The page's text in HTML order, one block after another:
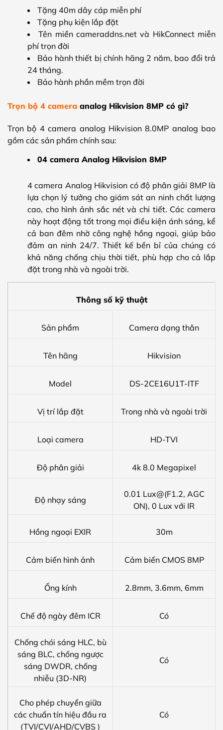
Tặng 40m dây cáp miễn phí
Tặng phụ kiện lắp đặt
Tên miền cameraddns.net và HikConnect miễn
phí trọn đời
Bảo hành thiết bị chính hãng 2 năm, bao đổi trả
24 tháng.
Bảo hành phần mềm trọn đời
Trọn bộ 4 camera analog Hikvision 8MP có gì?
Trọn bộ 4 camera analog Hikvision 8.0MP analog bao
gồm các sản phẩm chính sau:
04 camera Analog Hikvision 8MP
4 camera Analog Hikvision có độ phân giải 8MP là
lựa chọn lý tưởng cho giám sát an ninh chất lượng
cao, cho hình ảnh sắc nét và chi tiết. Các camera
này hoạt động tốt trong mọi điều kiện ánh sáng, kể
cả ban đêm nhờ công nghệ hồng ngoại, giúp bảo
đảm an ninh 24/7. Thiết kế bền bỉ của chúng có
khả năng chống chịu thời tiết, phù hợp cho cả lắp
đặt trong nhà và ngoài trời.
Thông số kỹ thuật
Sản phẩm Camera dạng thân
Tên hãng Hikvision
Model DS-2CE16U1T-ITF
Vị trí lắp đặt Trong nhà và ngoài trời
Loại camera HD-TVI
Độ phân giải 4k 8.0 Megapixel
Độ nhạy sáng
0.01 Lux@(F1.2, AGC
ON), 0 Lux với IR
Hồng ngoại EXIR 30m
Cảm biến hình ảnh Cảm biến CMOS 8MP
Ống kính 2.8mm, 3.6mm, 6mm
Chế độ ngày đêm ICR Có
Chống chói sáng HLC, bù
sáng BLC, chống ngược
sáng DWDR, chống
nhiễu (3D-NR)
Có
Cho phép chuyển giữa
các chuẩn tín hiệu đầu ra
(TVI/CVI/AHD/CVBS )
Có